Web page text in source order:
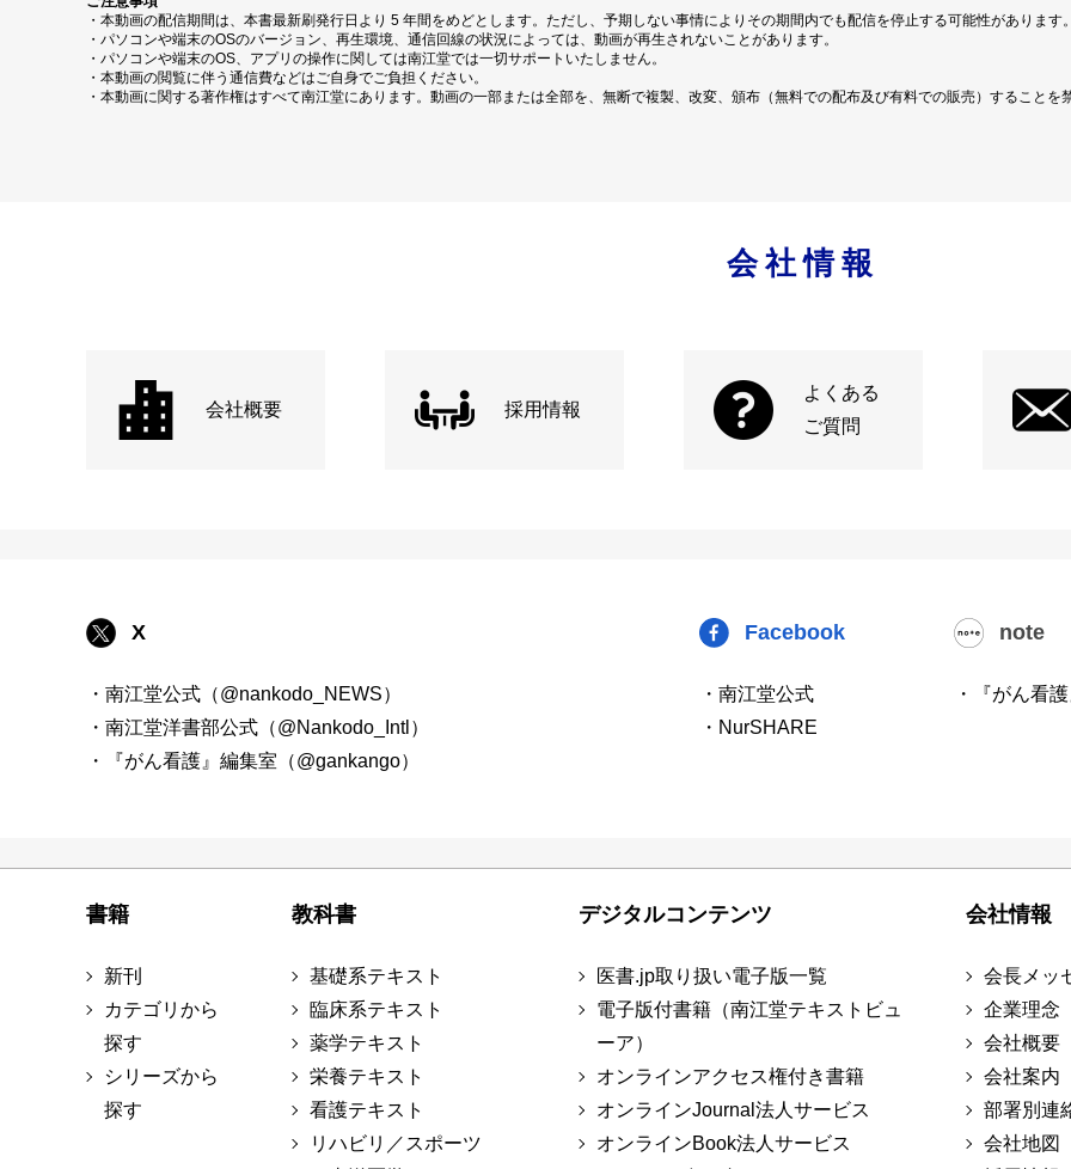
・本動画の配信期間は、本書最新刷発行日より 5 年間をめどとします。ただし、予期しない事情によりその期間内でも配信を停止する可能性があります。
・パソコンや端末のOSのバージョン、再生環境、通信回線の状況によっては、動画が再生されないことがあります。
・パソコンや端末のOS、アプリの操作に関しては南江堂では一切サポートいたしません。
・本動画の閲覧に伴う通信費などはご自身でご負担ください。
・本動画に関する著作権はすべて南江堂にあります。動画の一部または全部を、無断で複製、改変、頒布（無料での配布及び有料での販売）することを
会社情報
会社概要 採用情報
よくある
ご質問
X
・南江堂公式（@nankodo_NEWS）
・南江堂洋書部公式（@Nankodo_Intl）
・『がん看護』編集室（@gankango）
Facebook
・南江堂公式
・NurSHARE
note
・『がん看
書籍
新刊
カテゴリから
探す
シリーズから
探す
教科書
基礎系テキスト
臨床系テキスト
薬学テキスト
栄養テキスト
看護テキスト
リハビリ／スポーツ
デジタルコンテンツ
医書.jp取り扱い電子版一覧
電子版付書籍（南江堂テキストビュ
ーア）
オンラインアクセス権付き書籍
オンラインJournal法人サービス
オンラインBook法人サービス
会社情報
会長メッ
企業理念
会社概要
会社案内
部署別連
会社地図